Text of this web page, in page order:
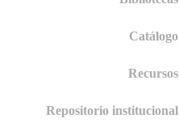
Catálogo
Recursos
Repositorio institucional